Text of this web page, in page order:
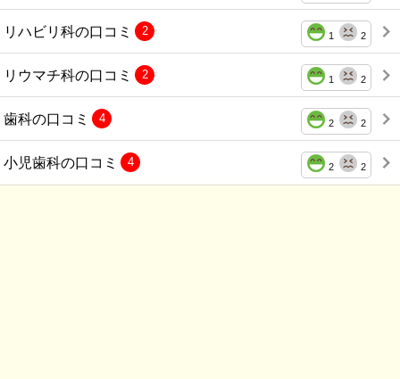
リハビリ科の口コミ 1 2
2
リウマチ科の口コミ 1 2
2
歯科の口コミ 2 2
4
小児歯科の口コミ 2 2
4